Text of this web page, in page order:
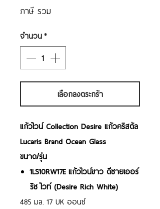
ภาษี รวม
จำนวน*
เลือกลงตระกร้า
แก้วไวน์ Collection Desire แก้วคริสตัล
Lucaris Brand Ocean Glass
ขนาด/รุ่น
1LS10RW17E แก้วไวน์ขาว ดีซายเออร์
ริช ไวท์ (Desire Rich White)
485 มล. 17 UK ออนซ์